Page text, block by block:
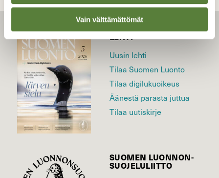
Vain välttämättömät
LEHTI
Uusin lehti
Tilaa Suomen Luonto
Tilaa digilukuoikeus
Äänestä parasta juttua
Tilaa uutiskirje
SUOMEN LUONNON­
SUOJELU­LIITTO